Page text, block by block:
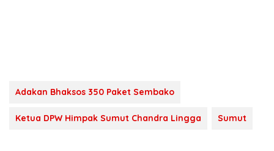
Adakan Bhaksos 350 Paket Sembako
Ketua DPW Himpak Sumut Chandra Lingga Sumut